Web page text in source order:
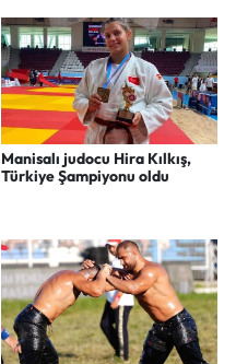
Manisalı judocu Hira Kılkış,
Türkiye Şampiyonu oldu